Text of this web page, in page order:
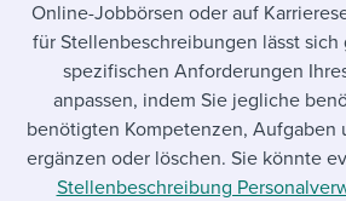
Evaluating
Working
Maintaining
Developing &
Job description
Interview
Policy templates
Onboarding
I WANT TO LEARN
Applying for a
Interview process
Pay & benefits
Workable
Explore
Online-Jobbörsen oder auf
für Stellenbeschreibungen lässt
spezifischen Anforderungen
anpassen, indem Sie jegliche
benötigten Kompetenzen, Aufgaben
ergänzen oder löschen. Sie könnte
Stellenbeschreibung